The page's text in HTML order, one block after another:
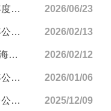
通知 2026/06/23
） 2026/02/13
2026/02/12
） 2026/01/06
事 2025/12/09